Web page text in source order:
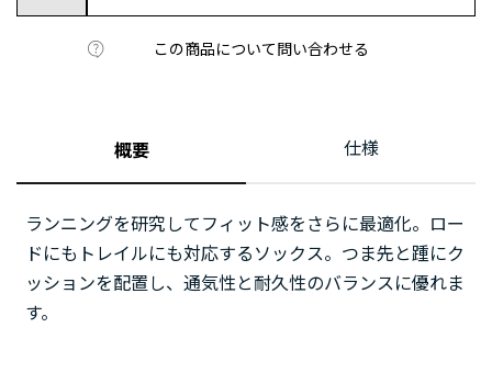
この商品について問い合わせる
概要 仕様
ランニングを研究してフィット感をさらに最適化。ロー
ドにもトレイルにも対応するソックス。つま先と踵にク
ッションを配置し、通気性と耐久性のバランスに優れま
す。